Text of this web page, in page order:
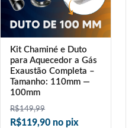
Kit Chaminé e Duto
para Aquecedor a Gás
Exaustão Completa –
Tamanho: 110mm —
100mm
R$149,99
R$119,90 no pix